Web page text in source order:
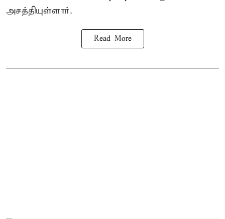
அசத்தியுள்ளார்.
Read More